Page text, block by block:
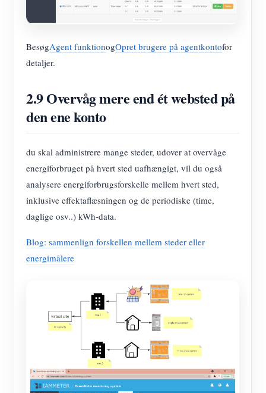
BesøgAgent funktionogOpret brugere på agentkontofor
detaljer.
2.9 Overvåg mere end ét websted på
den ene konto
du skal administrere mange steder, udover at overvåge
energiforbruget på hvert sted uafhængigt, vil du også
analysere energiforbrugsforskelle mellem hvert sted,
inklusive effektaflæsningen og de periodiske (time,
daglige osv..) kWh-data.
Blog: sammenlign forskellen mellem steder eller
energimålere